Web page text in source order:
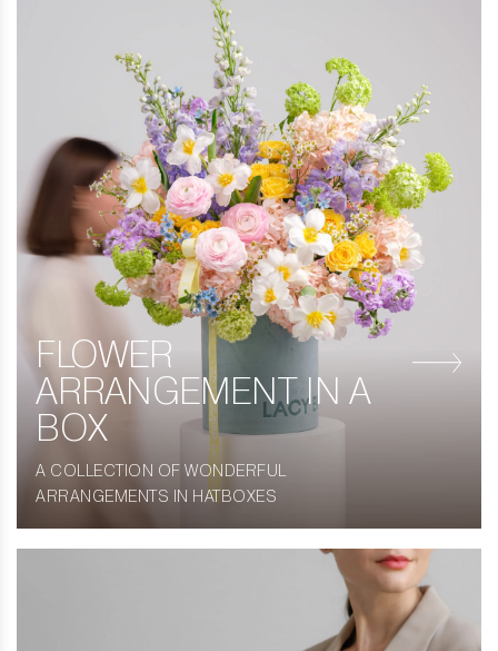
FLOWER
ARRANGEMENT IN A
BOX
A COLLECTION OF WONDERFUL
ARRANGEMENTS IN HATBOXES